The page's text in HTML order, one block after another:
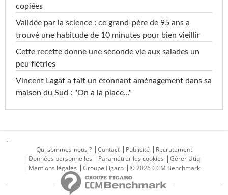
copiées
Validée par la science : ce grand-père de 95 ans a
trouvé une habitude de 10 minutes pour bien vieillir
Cette recette donne une seconde vie aux salades un
peu flétries
Vincent Lagaf a fait un étonnant aménagement dans sa
maison du Sud : "On a la place..."
...
Qui sommes-nous ?
Contact Publicité
Recrutement
Données personnelles
Paramétrer les cookies
Gérer Utiq
Mentions légales
Groupe Figaro © 2026 CCM Benchmark